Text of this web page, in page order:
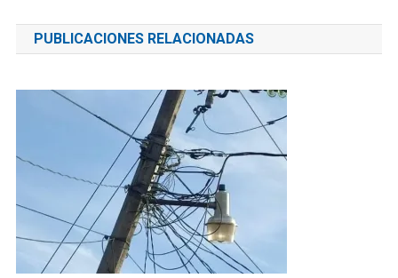
de
entradas
PUBLICACIONES RELACIONADAS